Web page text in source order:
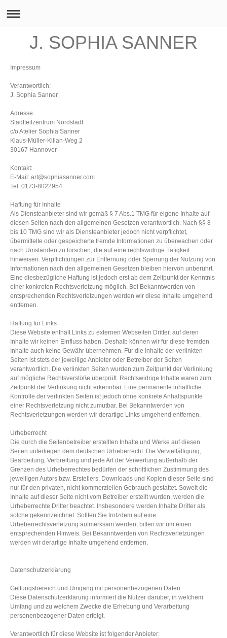
J. SOPHIA SANNER
Impressum
Verantwortlich:
J. Sophia Sanner
Adresse:
Stadtteilzentrum Nordstadt
c/o Atelier Sophia Sanner
Klaus-Mül ler-Kilian-Weg 2
30167 Hannover
Kontakt:
E-Mail: art@sophiasanner.com
Tel: 0173-8022954
Haftung für Inhalte
Als Diensteanbieter sind wir gemäß § 7 Abs.1 TMG für eigene Inhalte auf
diesen Seiten nach den allgemeinen Gesetzen verantwortlich. Nach §§ 8
bis 10 TMG sind wir als Diensteanbieter jedoch nicht verpflichtet,
übermittelte oder gespeicherte fremde Informationen zu überwachen oder
nach Umständen zu forschen, die auf eine rechtswidrige Tätigkeit
hinweisen. Verpflichtungen zur Entfernung oder Sperrung der Nutzung von
Informationen nach den allgemeinen Gesetzen bleiben hiervon unberührt.
Eine diesbezügliche Haftung ist jedoch erst ab dem Zeitpunkt der Kenntnis
einer konkreten Rechtsverletzung möglich. Bei Bekanntwerden von
entsprechenden Rechtsverletzungen werden wir diese Inhalte umgehend
entfernen.
Haftung für Links
Diese Website enthält Links zu externen Webseiten Dritter, auf deren
Inhalte wir keinen Einfluss haben. Deshalb können wir für diese fremden
Inhalte auch keine Gewähr übernehmen. Für die Inhalte der verlinkten
Seiten ist stets der jeweilige Anbieter oder Betreiber der Seiten
verantwortlich. Die verlinkten Seiten wurden zum Zeitpunkt der Verlinkung
auf mögliche Rechtsverstöße überprüft. Rechtswidrige Inhalte waren zum
Zeitpunkt der Verlinkung nicht erkennbar. Eine permanente inhaltliche
Kontrolle der verlinkten Seiten ist jedoch ohne konkrete Anhaltspunkte
einer Rechtsverletzung nicht zumutbar. Bei Bekanntwerden von
Rechtsverletzungen werden wir derartige Links umgehend entfernen.
Urheberrecht
Die durch die Seitenbetreiber erstellten Inhalte und Werke auf diesen
Seiten unterliegen dem deutschen Urheberrecht. Die Vervielfältigung,
Bearbeitung, Verbreitung und jede Art der Verwertung außerhalb der
Grenzen des Urheberrechtes bedürfen der schriftlichen Zustimmung des
jeweiligen Autors bzw. Erstellers. Downloads und Kopien dieser Seite sind
nur für den privaten, nicht kommerziellen Gebrauch gestattet. Soweit die
Inhalte auf dieser Seite nicht vom Betreiber erstellt wurden, werden die
Urheberrechte Dritter beachtet. Insbesondere werden Inhalte Dritter als
solche gekennzeichnet. Sollten Sie trotzdem auf eine
Urheberrechtsverletzung aufmerksam werden, bitten wir um einen
entsprechenden Hinweis. Bei Bekanntwerden von Rechtsverletzungen
werden wir derartige Inhalte umgehend entfernen.
Datenschutzerklärung
Geltungsbereich und Umgang mit personenbezogenen Daten
Diese Datenschutzerklärung informiert die Nutzer darüber, in welchem
Umfang und zu welchem Zwecke die Erhebung und Verarbeitung
personenbezogener Daten erfolgt.
Verantwortlich für diese Website ist folgender Anbieter: